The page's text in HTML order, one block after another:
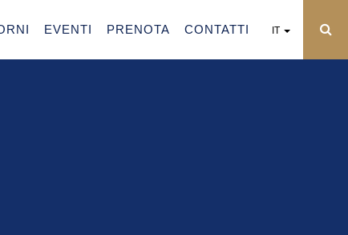
EVENTI PRENOTA CONTATTI IT